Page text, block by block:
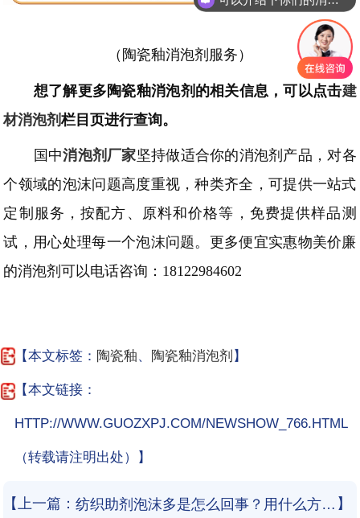
（陶瓷釉消泡剂服务）
想了解更多陶瓷釉消泡剂 的相关信息，可以点击建
材消泡剂栏目页进行查询。
国中消泡剂厂家坚持做适合你的消泡剂产品，对各
个领域的泡沫问题高度重视，种类齐全，可提供一站式
定制服务，按配方、原料和价格等，免费提供样品测
试，用心处理每一个泡沫问题。更多便宜实惠物美价廉
的消泡剂可以电话咨询： 18122984602
【本文标签： 陶瓷釉、 陶瓷釉消泡剂 】
【本文链接：
HTTP://WWW.GUOZXPJ.COM/NEWSHOW_766.HTML
（转载请注明出处）】
【上一篇： 纺织助剂泡沫多是怎么回事？用什么方法解决？ 】